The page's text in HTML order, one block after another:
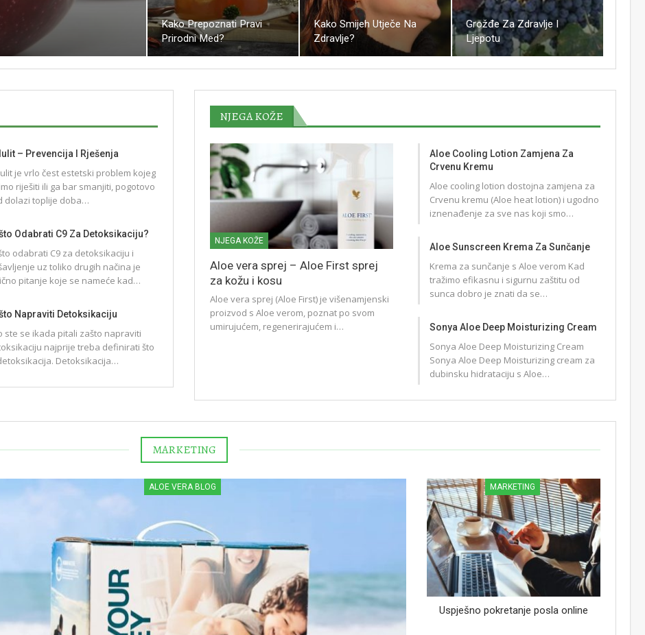
Kako Prepoznati Pravi
Prirodni Med?
Kako Smijeh Utječe Na
Zdravlje?
Grožđe Za Zdravlje I
Ljepotu
– Prevencija I Rješenja
je vrlo čest estetski problem kojeg
riješiti ili ga bar smanjiti, pogotovo
dolazi toplije doba…
Odabrati C9 Za Detoksikaciju?
odabrati C9 za detoksikaciju i
uz toliko drugih načina je
pitanje koje se nameće kad…
Napraviti Detoksikaciju
ste se ikada pitali zašto napraviti
najprije treba definirati što
Detoksikacija…
NJEGA KOŽE
NJEGA KOŽE
Aloe vera sprej – Aloe First sprej
za kožu i kosu
Aloe vera sprej (Aloe First) je višenamjenski
proizvod s Aloe verom, poznat po svom
umirujućem, regenerirajućem i…
Aloe Cooling Lotion Zamjena Za
Crvenu Kremu
Aloe cooling lotion dostojna zamjena za
Crvenu kremu (Aloe heat lotion) i ugodno
iznenađenje za sve nas koji smo…
Aloe Sunscreen Krema Za Sunčanje
Krema za sunčanje s Aloe verom Kad
tražimo efikasnu i sigurnu zaštitu od
sunca dobro je znati da se…
Sonya Aloe Deep Moisturizing Cream
Sonya Aloe Deep Moisturizing Cream
Sonya Aloe Deep Moisturizing cream za
dubinsku hidrataciju s Aloe…
MARKETING
ALOE VERA BLOG MARKETING
Uspješno pokretanje posla online